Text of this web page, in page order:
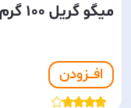
میگو گریل 100 گرم
افـــزودن